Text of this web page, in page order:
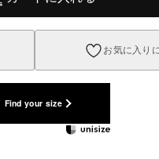
お気に入り
Find your size